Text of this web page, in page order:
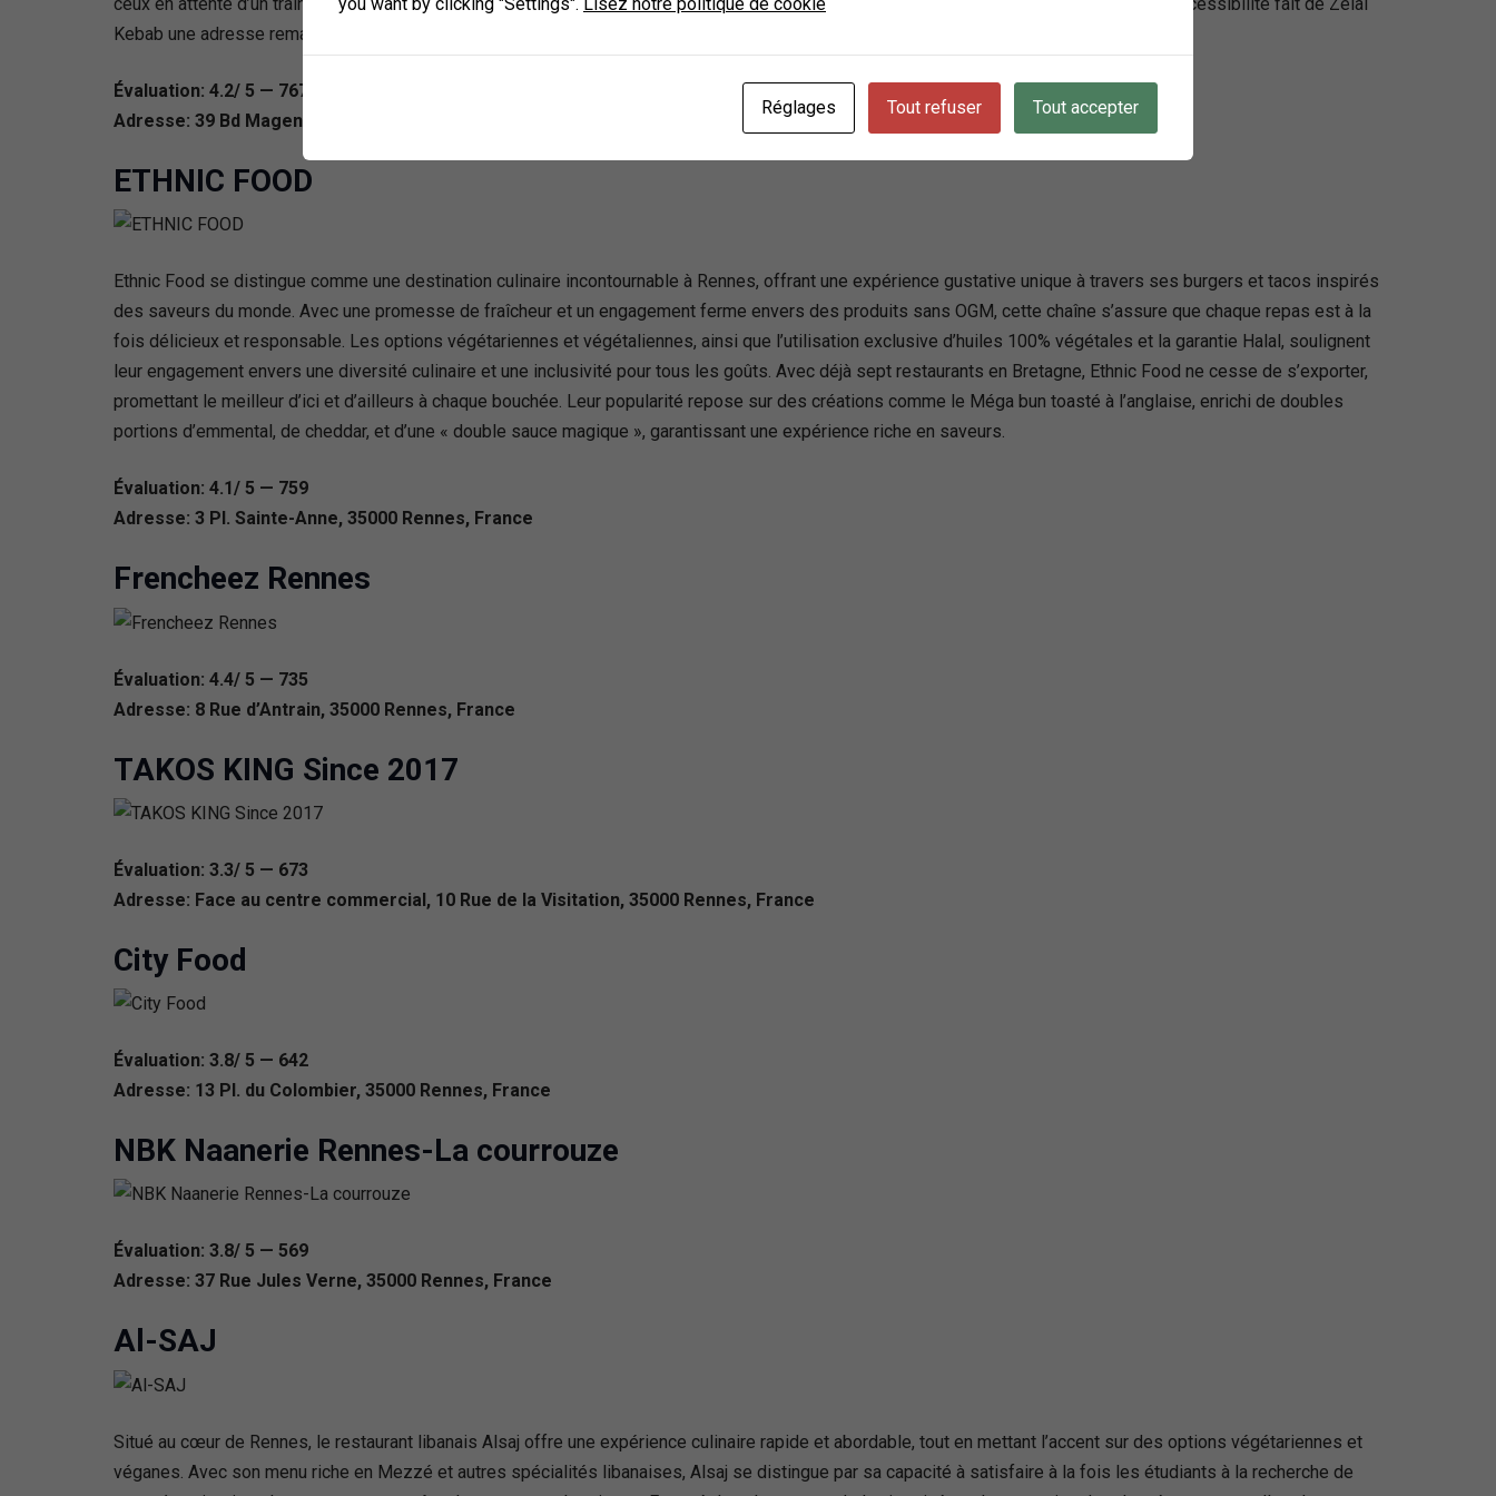
Kebab une adresse remarquable dans le paysage gastronomique rennais.
Évaluation: 4.2/ 5 — 767
Adresse: 39 Bd Magenta, 35000 Rennes, France
ETHNIC FOOD
Ethnic Food se distingue comme une destination culinaire incontournable à Rennes, offrant une expérience gustative unique à travers ses burgers et tacos inspirés
des saveurs du monde. Avec une promesse de fraîcheur et un engagement ferme envers des produits sans OGM, cette chaîne s’assure que chaque repas est à la
fois délicieux et responsable. Les options végétariennes et végétaliennes, ainsi que l’utilisation exclusive d’huiles 100% végétales et la garantie Halal, soulignent
leur engagement envers une diversité culinaire et une inclusivité pour tous les goûts. Avec déjà sept restaurants en Bretagne, Ethnic Food ne cesse de s’exporter,
promettant le meilleur d’ici et d’ailleurs à chaque bouchée. Leur popularité repose sur des créations comme le Méga bun toasté à l’anglaise, enrichi de doubles
portions d’emmental, de cheddar, et d’une « double sauce magique », garantissant une expérience riche en saveurs.
Évaluation: 4.1/ 5 — 759
Adresse: 3 Pl. Sainte-Anne, 35000 Rennes, France
Frencheez Rennes
Évaluation: 4.4/ 5 — 735
Adresse: 8 Rue d’Antrain, 35000 Rennes, France
TAKOS KING Since 2017
Évaluation: 3.3/ 5 — 673
Adresse: Face au centre commercial, 10 Rue de la Visitation, 35000 Rennes, France
City Food
Évaluation: 3.8/ 5 — 642
Adresse: 13 Pl. du Colombier, 35000 Rennes, France
NBK Naanerie Rennes-La courrouze
Évaluation: 3.8/ 5 — 569
Adresse: 37 Rue Jules Verne, 35000 Rennes, France
Al-SAJ
Situé au cœur de Rennes, le restaurant libanais Alsaj offre une expérience culinaire rapide et abordable, tout en mettant l’accent sur des options végétariennes et
véganes. Avec son menu riche en Mezzé et autres spécialités libanaises, Alsaj se distingue par sa capacité à satisfaire à la fois les étudiants à la recherche de
Réglages Tout refuser Tout accepter